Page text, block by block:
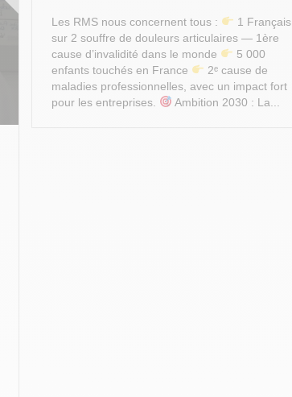
Les RMS nous concernent tous :
1 Français
sur 2 souffre de douleurs articulaires — 1ère
cause d’invalidité dans le monde
5 000
enfants touchés en France
2ᵉ cause de
maladies professionnelles, avec un impact fort
pour les entreprises.
Ambition 2030 : La...